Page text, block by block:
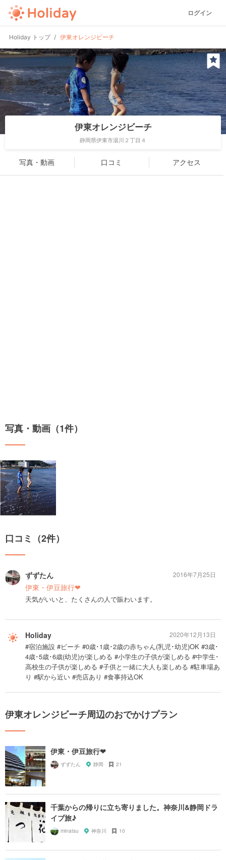
ログイン
Holiday トップ 伊東オレンジビーチ
伊東オレンジビーチ
静岡県伊東市湯川２丁目４
写真・動画 口コミ アクセス
写真・動画（1件）
口コミ（2件）
ずずたん
伊東・伊豆旅行❤︎
天気がいいと、たくさんの人で賑わいます。
2016年7月25日
Holiday
#宿泊施設 #ビーチ #0歳･1歳･2歳の赤ちゃん(乳児･幼児)OK #3歳･
4歳･5歳･6歳(幼児)が楽しめる #小学生の子供が楽しめる #中学生･
高校生の子供が楽しめる #子供と一緒に大人も楽しめる #駐車場あ
り #駅から近い #売店あり #食事持込OK
2020年12月13日
伊東オレンジビーチ周辺のおでかけプラン
伊東・伊豆旅行❤︎
ずずたん 静岡 21
千葉からの帰りに立ち寄りました。神奈川&静岡ドラ
イブ旅♪
minatsu 神奈川 10